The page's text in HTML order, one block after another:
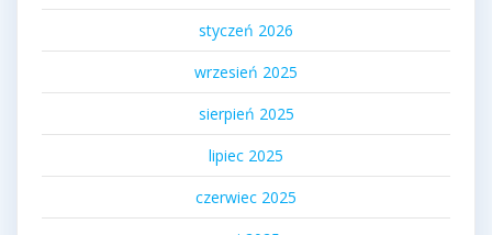
styczeń 2026
wrzesień 2025
sierpień 2025
lipiec 2025
czerwiec 2025